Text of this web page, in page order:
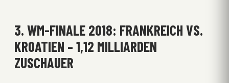
3. WM-FINALE 2018: FRANKREICH VS.
KROATIEN – 1,12 MILLIARDEN
ZUSCHAUER